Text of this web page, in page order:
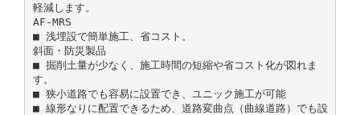
軽減します。
AF-MRS
■ 浅埋設で簡単施工、省コスト。
斜面・防災製品
■ 掘削土量が少なく、施工時間の短縮や省コスト化が図れま
す。
■ 狭小道路でも容易に設置でき、ユニック施工が可能
■ 線形なりに配置できるため、道路変曲点（曲線道路）でも設